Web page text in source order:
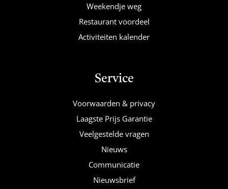
Weekendje weg
Restaurant voordeel
Activiteiten kalender
Service
Voorwaarden & privacy
Laagste Prijs Garantie
Veelgestelde vragen
Nieuws
Communicatie
Nieuwsbrief